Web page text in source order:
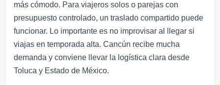
más cómodo. Para viajeros solos o parejas con
presupuesto controlado, un traslado compartido puede
funcionar. Lo importante es no improvisar al llegar si
viajas en temporada alta. Cancún recibe mucha
demanda y conviene llevar la logística clara desde
Toluca y Estado de México.